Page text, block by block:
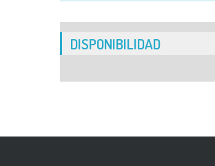
DISPONIBILIDAD